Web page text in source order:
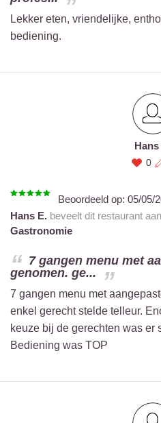
Lekker eten, vriendelijke,
bediening.
Hans
0
Beoordeeld op: 05/05/
Hans E. beveelt dit restaurant
Gastronomie
7 gangen menu met
genomen. ge...
7 gangen menu met
enkel gerecht stelde telleur.
keuze bij de gerechten was er
Bediening was TOP